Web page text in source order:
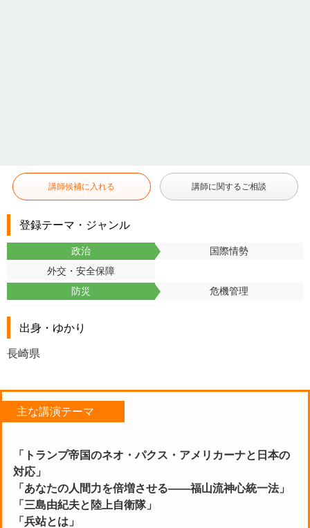
講師候補に入れる 講師に関するご相談
登録テーマ・ジャンル
政治
国際情勢
外交・安全保障
防災
危機管理
出身・ゆかり
長崎県
主な講演テーマ
「トランプ帝国のネオ・パクス・アメリカーナと日本の
対応」
「あなたの人間力を倍増させる――福山流神心統一法」
「三島由紀夫と陸上自衛隊」
「兵站とは」